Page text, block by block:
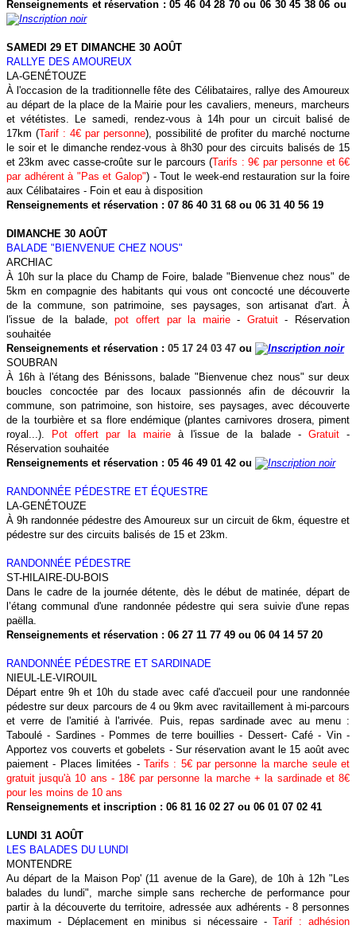
Renseignements et réservation : 05 46 04 28 70 ou 06 30 45 38 06 ou
SAMEDI 29 ET DIMANCHE 30 AOÛT
RALLYE DES AMOUREUX
LA-GENÉTOUZE
À l'occasion de la traditionnelle fête des Célibataires, rallye des Amoureux
au départ de la place de la Mairie pour les cavaliers, meneurs, marcheurs
et vététistes. Le samedi, rendez-vous à 14h pour un circuit balisé de
17km (Tarif : 4€ par personne), possibilité de profiter du marché nocturne
le soir et le dimanche rendez-vous à 8h30 pour des circuits balisés de 15
et 23km avec casse-croûte sur le parcours (Tarifs : 9€ par personne et 6€
par adhérent à "Pas et Galop") - Tout le week-end restauration sur la foire
aux Célibataires - Foin et eau à disposition
Renseignements et réservation : 07 86 40 31 68 ou 06 31 40 56 19
DIMANCHE 30 AOÛT
BALADE "BIENVENUE CHEZ NOUS"
ARCHIAC
À 10h sur la place du Champ de Foire, balade "Bienvenue chez nous" de
5km en compagnie des habitants qui vous ont concocté une découverte
de la commune, son patrimoine, ses paysages, son artisanat d'art. À
l'issue de la balade,pot offert par la mairie- Gratuit- Réservation
souhaitée
Renseignements et réservation : 05 17 24 03 47 ou
SOUBRAN
À 16h à l'étang des Bénissons, balade "Bienvenue chez nous" sur deux
boucles concoctée par des locaux passionnés afin de découvrir la
commune, son patrimoine, son histoire, ses paysages, avec découverte
de la tourbière et sa flore endémique (plantes carnivores drosera, piment
royal...).
Pot offert par la mairieà l'issue de la balade - Gratuit-
Réservation souhaitée
Renseignements et réservation : 05 46 49 01 42 ou
RANDONNÉE PÉDESTRE ET ÉQUESTRE
LA-GENÉTOUZE
À 9h randonnée pédestre des Amoureux sur un circuit de 6km, équestre et
pédestre sur des circuits balisés de 15 et 23km.
RANDONNÉE PÉDESTRE
ST-HILAIRE-DU-BOIS
Dans le cadre de la journée détente, dès le début de matinée, départ de
l’étang communal d'une randonnée pédestre qui sera suivie d'une repas
paëlla.
Renseignements et réservation : 06 27 11 77 49 ou 06 04 14 57 20
RANDONNÉE PÉDESTRE ET SARDINADE
NIEUL-LE-VIROUIL
Départ entre 9h et 10h du stade avec café d'accueil pour une randonnée
pédestre sur deux parcours de 4 ou 9km avec ravitaillement à mi-parcours
et verre de l'amitié à l'arrivée. Puis, repas sardinade avec au menu :
Taboulé - Sardines - Pommes de terre bouillies - Dessert- Café - Vin -
Apportez vos couverts et gobelets - Sur réservation avant le 15 août avec
paiement - Places limitées - Tarifs : 5€ par personne la marche seule et
gratuit jusqu'à 10 ans - 18€ par personne la marche + la sardinade et 8€
pour les moins de 10 ans
Renseignements et inscription : 06 81 16 02 27 ou 06 01 07 02 41
LUNDI 31 AOÛT
LES BALADES DU LUNDI
MONTENDRE
Au départ de la Maison Pop' (11 avenue de la Gare), de 10h à 12h "Les
balades du lundi", marche simple sans recherche de performance pour
partir à la découverte du territoire, adressée aux adhérents - 8 personnes
maximum - Déplacement en minibus si nécessaire - Tarif : adhésion